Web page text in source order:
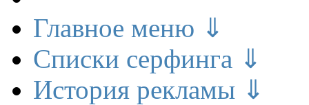
Главное меню ⇓
Списки серфинга ⇓
История рекламы ⇓